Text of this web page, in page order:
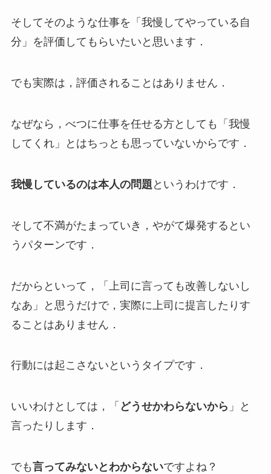
そしてそのような仕事を「我慢してやっている自
分」を評価してもらいたいと思います．
でも実際は，評価されることはありません．
なぜなら，べつに仕事を任せる方としても「我慢
してくれ」とはちっとも思っていないからです．
我慢しているのは本人の問題 というわけです．
そして不満がたまっていき，やがて爆発するとい
うパターンです．
だからといって，「上司に言っても改善しないし
なあ」と思うだけで，実際に上司に提言したりす
ることはありません．
行動には起こさないというタイプです．
いいわけとしては，「 どうせかわらないから 」と
言ったりします．
でも言ってみないとわからないですよね？